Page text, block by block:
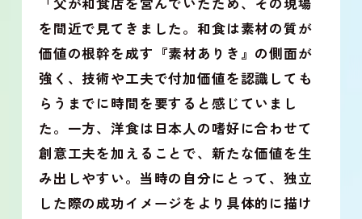
を間近で見てきました。和食は素材の質が
価値の根幹を成す『素材ありき』の側面が
強く、技術や工夫で付加価値を認識しても
らうまでに時間を要すると感じていまし
た。一方、洋食は日本人の嗜好に合わせて
創意工夫を加えることで、新たな価値を生
み出しやすい。当時の自分にとって、独立
した際の成功イメージをより具体的に描け